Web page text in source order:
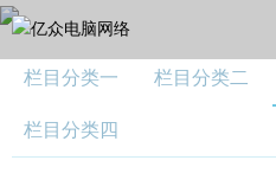
栏目分类一 栏目分类二
栏目分类四